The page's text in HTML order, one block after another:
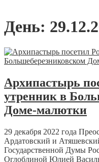
День:
Архипастырь
утренник в
Доме-малютки
29 декабря 2022 года
Ардатовский и
Государственной Думы
Оглоблиной Юлией